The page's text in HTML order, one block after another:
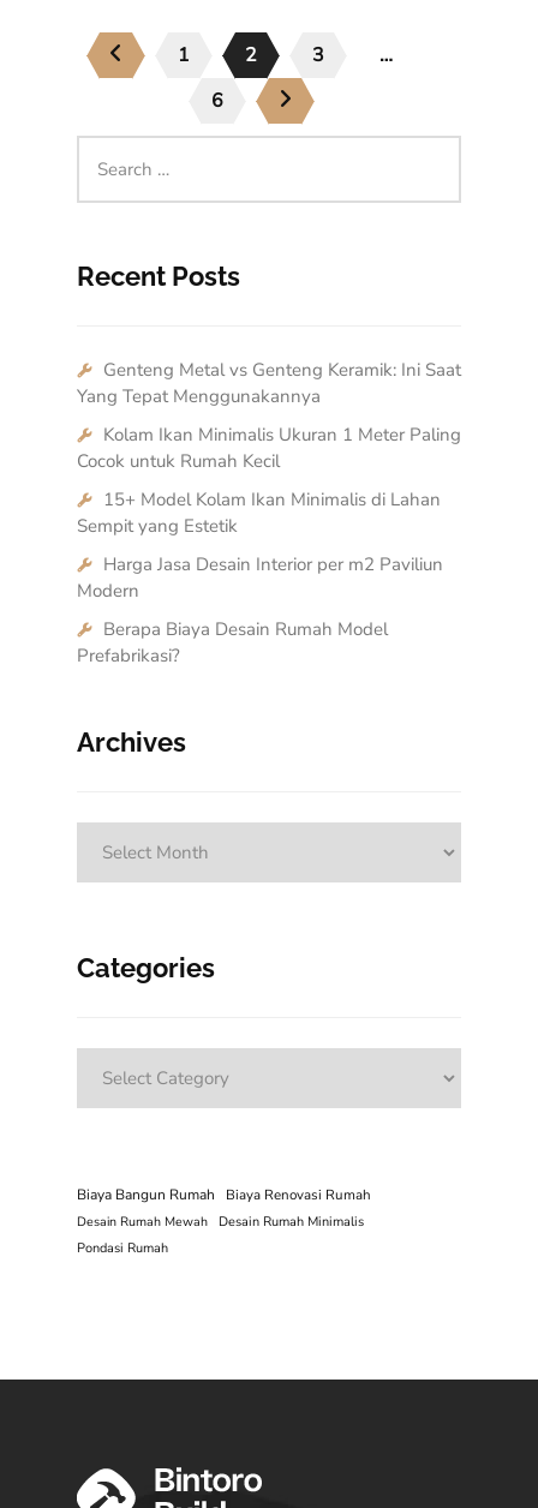
1 2 3
…
6
Recent Posts
Genteng Metal vs Genteng Keramik: Ini Saat
Yang Tepat Menggunakannya
Kolam Ikan Minimalis Ukuran 1 Meter Paling
Cocok untuk Rumah Kecil
15+ Model Kolam Ikan Minimalis di Lahan
Sempit yang Estetik
Harga Jasa Desain Interior per m2 Paviliun
Modern
Berapa Biaya Desain Rumah Model
Prefabrikasi?
Archives
Categories
Biaya Bangun Rumah Biaya Renovasi Rumah
Desain Rumah Mewah
Desain Rumah Minimalis
Pondasi Rumah